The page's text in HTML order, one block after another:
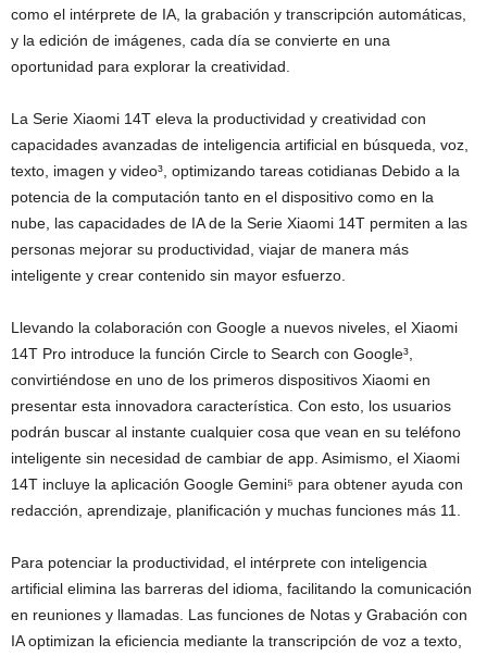
como el intérprete de IA, la grabación y transcripción automáticas,
y la edición de imágenes, cada día se convierte en una
oportunidad para explorar la creatividad.
La Serie Xiaomi 14T eleva la productividad y creatividad con
capacidades avanzadas de inteligencia artificial en búsqueda, voz,
texto, imagen y video³, optimizando tareas cotidianas Debido a la
potencia de la computación tanto en el dispositivo como en la
nube, las capacidades de IA de la Serie Xiaomi 14T permiten a las
personas mejorar su productividad, viajar de manera más
inteligente y crear contenido sin mayor esfuerzo.
Llevando la colaboración con Google a nuevos niveles, el Xiaomi
14T Pro introduce la función Circle to Search con Google³,
convirtiéndose en uno de los primeros dispositivos Xiaomi en
presentar esta innovadora característica. Con esto, los usuarios
podrán buscar al instante cualquier cosa que vean en su teléfono
inteligente sin necesidad de cambiar de app. Asimismo, el Xiaomi
14T incluye la aplicación Google Gemini⁵ para obtener ayuda con
redacción, aprendizaje, planificación y muchas funciones más 11.
Para potenciar la productividad, el intérprete con inteligencia
artificial elimina las barreras del idioma, facilitando la comunicación
en reuniones y llamadas. Las funciones de Notas y Grabación con
IA optimizan la eficiencia mediante la transcripción de voz a texto,